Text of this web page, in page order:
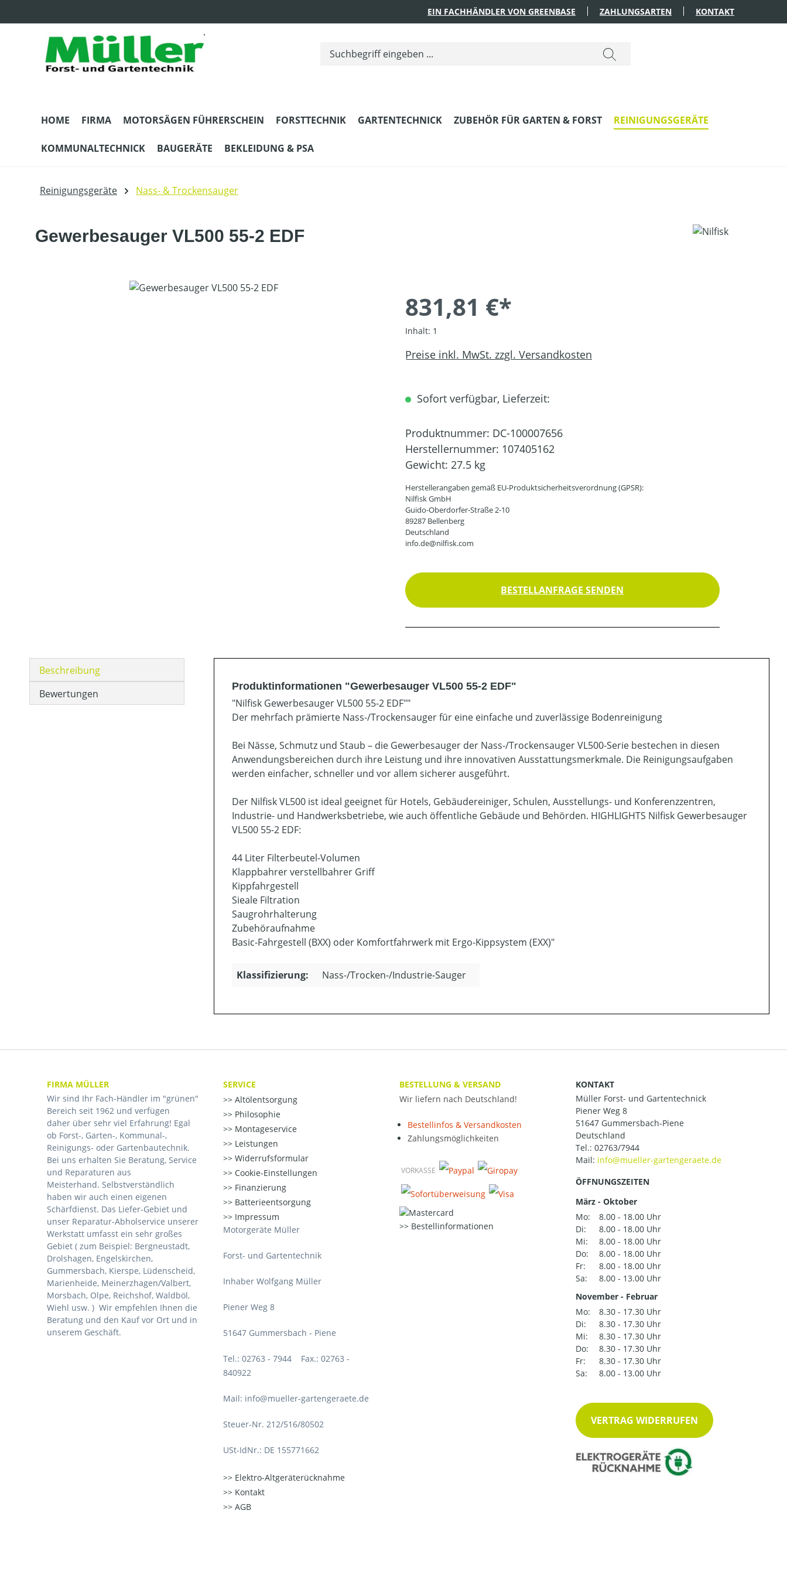
EIN FACHHÄNDLER VON GREENBASE ZAHLUNGSARTEN KONTAKT
HOME FIRMA MOTORSÄGEN FÜHRERSCHEIN FORSTTECHNIK GARTENTECHNICK ZUBEHÖR FÜR GARTEN & FORST REINIGUNGSGERÄTE
KOMMUNALTECHNICK BAUGERÄTE BEKLEIDUNG & PSA
Reinigungsgeräte Nass- & Trockensauger
Gewerbesauger VL500 55-2 EDF
Bildergalerie überspringen
831,81 €*
Inhalt: 1
Preise inkl. MwSt. zzgl. Versandkosten
Sofort verfügbar, Lieferzeit:
Produktnummer: DC-100007656
Herstellernummer: 107405162
Gewicht: 27.5 kg
Herstellerangaben gemäß EU-Produktsicherheitsverordnung (GPSR):
Nilfisk GmbH
Guido-Oberdorfer-Straße 2-10
89287 Bellenberg
Deutschland
info.de@nilfisk.com
BESTELLANFRAGE SENDEN
Beschreibung
Bewertungen
Produktinformationen "Gewerbesauger VL500 55-2 EDF"
"Nilfisk Gewerbesauger VL500 55-2 EDF""
Der mehrfach prämierte Nass-/Trockensauger für eine einfache und zuverlässige Bodenreinigung
Bei Nässe, Schmutz und Staub – die Gewerbesauger der Nass-/Trockensauger VL500-Serie bestechen in diesen
Anwendungsbereichen durch ihre Leistung und ihre innovativen Ausstattungsmerkmale. Die Reinigungsaufgaben
werden einfacher, schneller und vor allem sicherer ausgeführt.
Der Nilfisk VL500 ist ideal geeignet für Hotels, Gebäudereiniger, Schulen, Ausstellungs- und Konferenzzentren,
Industrie- und Handwerksbetriebe, wie auch öffentliche Gebäude und Behörden. HIGHLIGHTS Nilfisk Gewerbesauger
VL500 55-2 EDF:
44 Liter Filterbeutel-Volumen
Klappbahrer verstellbahrer Griff
Kippfahrgestell
Sieale Filtration
Saugrohrhalterung
Zubehöraufnahme
Basic-Fahrgestell (BXX) oder Komfortfahrwerk mit Ergo-Kippsystem (EXX)"
Klassifizierung: Nass-/Trocken-/Industrie-Sauger
FIRMA MÜLLER
Wir sind Ihr Fach-Händler im "grünen"
Bereich seit 1962 und verfügen
daher über sehr viel Erfahrung! Egal
ob Forst-, Garten-, Kommunal-,
Reinigungs- oder Gartenbautechnik.
Bei uns erhalten Sie Beratung, Service
und Reparaturen aus
Meisterhand. Selbstverständlich
haben wir auch einen eigenen
Schärfdienst. Das Liefer-Gebiet und
unser Reparatur-Abholservice unserer
Werkstatt umfasst ein sehr großes
Gebiet ( zum Beispiel: Bergneustadt,
Drolshagen, Engelskirchen,
Gummersbach, Kierspe, Lüdenscheid,
Marienheide, Meinerzhagen/Valbert,
Morsbach, Olpe, Reichshof, Waldböl,
Wiehl usw. ) Wir empfehlen Ihnen die
Beratung und den Kauf vor Ort und in
unserem Geschäft.
SERVICE
Altölentsorgung
Philosophie
Montageservice
Leistungen
Widerrufsformular
Cookie-Einstellungen
Finanzierung
Batterieentsorgung
Impressum
Motorgeräte Müller
Forst- und Gartentechnik
Inhaber Wolfgang Müller
Piener Weg 8
51647 Gummersbach - Piene
Tel.: 02763 - 7944 Fax.: 02763 -
840922
Mail: info@mueller-gartengeraete.de
Steuer-Nr. 212/516/80502
USt-IdNr.: DE 155771662
Elektro-Altgeräterücknahme
Kontakt
AGB
BESTELLUNG & VERSAND
Wir liefern nach Deutschland!
Bestellinfos & Versandkosten
Zahlungsmöglichkeiten
VORKASSE
Bestellinformationen
KONTAKT
Müller Forst- und Gartentechnick
Piener Weg 8
51647 Gummersbach-Piene
Deutschland
Tel.: 02763/7944
Mail:
ÖFFNUNGSZEITEN
März - Oktober
Mo:
8.00 - 18.00 Uhr
Di:
8.00 - 18.00 Uhr
Mi:
8.00 - 18.00 Uhr
Do:
8.00 - 18.00 Uhr
Fr:
8.00 - 18.00 Uhr
Sa:
8.00 - 13.00 Uhr
November - Februar
Mo:
8.30 - 17.30 Uhr
Di:
8.30 - 17.30 Uhr
Mi:
8.30 - 17.30 Uhr
Do:
8.30 - 17.30 Uhr
Fr:
8.30 - 17.30 Uhr
Sa:
8.00 - 13.00 Uhr
VERTRAG WIDERRUFEN